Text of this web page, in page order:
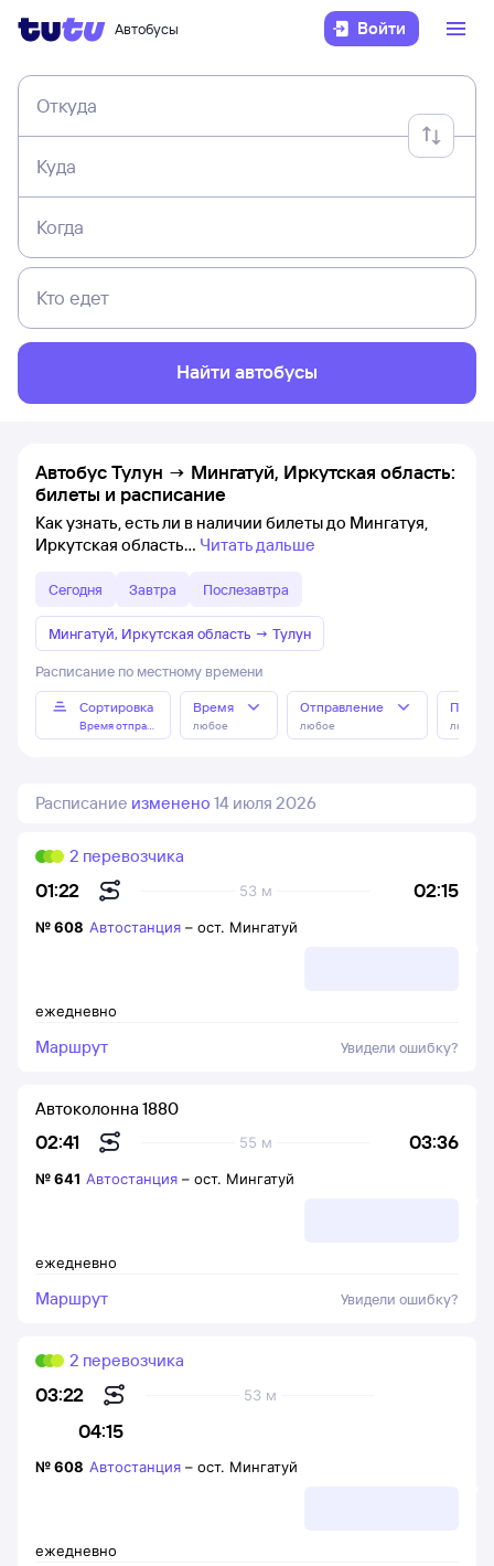
Автобусы Войти
Откуда
Куда
Когда
Кто едет
Найти автобусы
Автобус Тулун → Мингатуй, Иркутская область:
билеты и расписание
Как узнать, есть ли в наличии билеты до Мингатуя,
Иркутская область
Читать дальше
Сегодня Завтра Послезавтра
Мингатуй, Иркутская область → Тулун
Расписание по местному времени
Сортировка
Время отправления
Время
любое
Отправление
любое любое
Расписание изменено 14 июля 2026
01:22 02:15
53 м
2 перевозчика
ежедневно
№608 Автостанция – ост. Мингатуй
Маршрут Увидели ошибку?
02:41 03:36
55 м
Автоколонна 1880
ежедневно
№641 Автостанция – ост. Мингатуй
Маршрут Увидели ошибку?
03:22
04:15
53 м
2 перевозчика
ежедневно
№608 Автостанция – ост. Мингатуй